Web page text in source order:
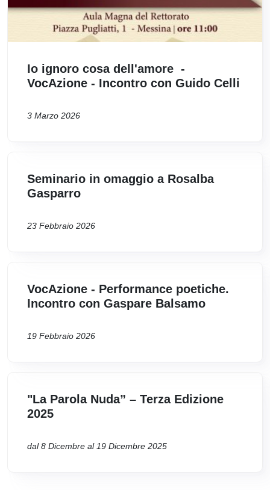
Io ignoro cosa dell'amore -
VocAzione - Incontro con Guido Celli
3 Marzo 2026
Seminario in omaggio a Rosalba
Gasparro
23 Febbraio 2026
VocAzione - Performance poetiche.
Incontro con Gaspare Balsamo
19 Febbraio 2026
"La Parola Nuda” – Terza Edizione
2025
dal 8 Dicembre al 19 Dicembre 2025